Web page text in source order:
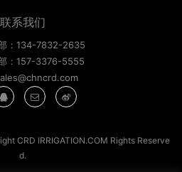
联系我们
：134-7832-2635
：157-3376-5555
CRD IRRIGATION.COM Rights Reserve
d.